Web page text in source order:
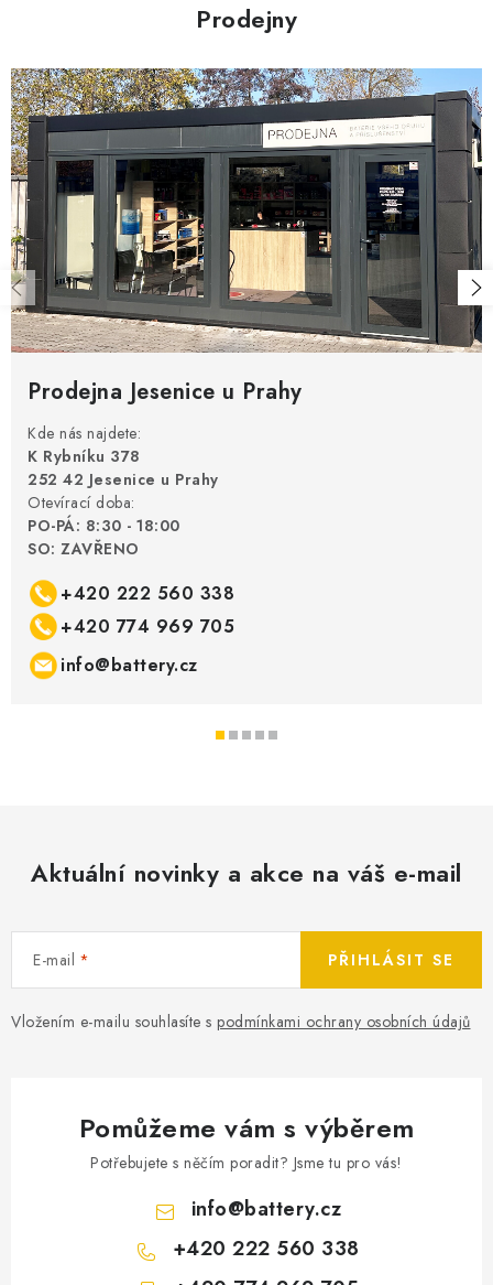
k
y
v
ý
p
i
s
u
Prodejny
Prodejna Jesenice u Prahy
Kde nás najdete:
K Rybníku 378
252 42 Jesenice u Prahy
Otevírací doba:
PO-PÁ: 8:30 - 18:00
SO: ZAVŘENO
+420 222 560 338
+420 774 969 705
info@battery.cz
Aktuální novinky a akce na váš e-mail
E-mail
Vložením e-mailu souhlasíte s podmínkami ochrany osobních údajů
PŘIHLÁSIT SE
Pomůžeme vám s výběrem
Potřebujete s něčím poradit? Jsme tu pro vás!
info@battery.cz
+420 222 560 338